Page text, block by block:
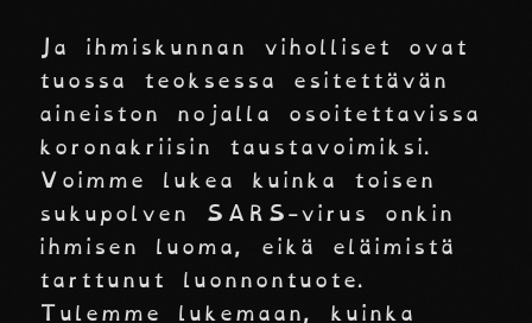
Ja ihmiskunnan viholliset ovat
tuossa teoksessa esitettävän
aineiston nojalla osoitettavissa
koronakriisin taustavoimiksi.
Voimme lukea kuinka toisen
sukupolven SARS-virus onkin
ihmisen luoma, eikä eläimistä
tarttunut luonnontuote.
Tulemme lukemaan, kuinka